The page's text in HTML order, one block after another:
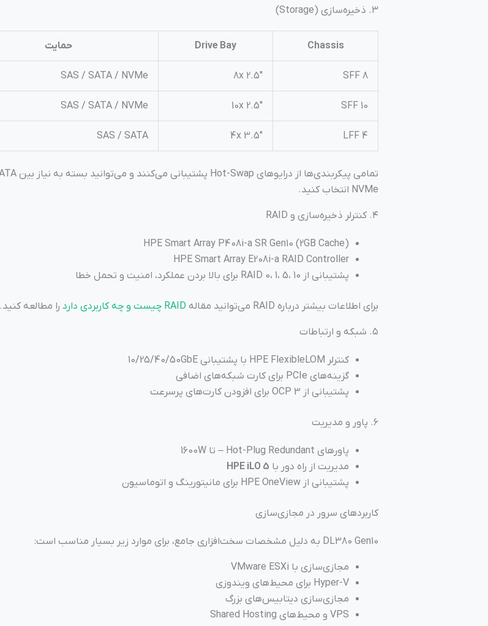
۳. ذخیره‌سازی (Storage)
Chassis
Drive Bay حمایت
8 SFF
8x 2.5″
SAS / SATA / NVMe
10 SFF
10x 2.5″
SAS / SATA / NVMe
4 LFF
4x 3.5″
SAS / SATA
NVMe انتخاب کنید.
۴. کنترلر ذخیره‌سازی و RAID
HPE Smart Array P408i-a SR Gen10 (2GB Cache)
HPE Smart Array E208i-a RAID Controller
پشتیبانی از RAID 0، 1، 5، 10 برای بالا بردن عملکرد، امنیت و تحمل خطا
برای اطلاعات بیشتر درباره RAID می‌توانید مقاله RAID چیست و چه کاربردی دارد را مطالعه کنید.
۵. شبکه و ارتباطات
کنترلر HPE FlexibleLOM با پشتیبانی 10/25/40/50GbE
گزینه‌های PCIe برای کارت شبکه‌های اضافی
پشتیبانی از OCP 3 برای افزودن کارت‌های پرسرعت
۶. پاور و مدیریت
پاورهای Hot-Plug Redundant – تا 1600W
مدیریت از راه دور با HPE iLO 5
پشتیبانی از HPE OneView برای مانیتورینگ و اتوماسیون
کاربردهای سرور در مجازی‌سازی
DL380 Gen10 به دلیل مشخصات سخت‌افزاری جامع، برای موارد زیر بسیار مناسب است:
مجازی‌سازی با VMware ESXi
Hyper-V برای محیط‌های ویندوزی
مجازی‌سازی دیتابیس‌های بزرگ
VPS و محیط‌های Shared Hosting